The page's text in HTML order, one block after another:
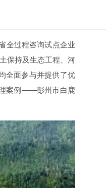
全过程咨询试点企业
保持及生态工程、河
全面参与并提供了优
理案例——彭州市白鹿